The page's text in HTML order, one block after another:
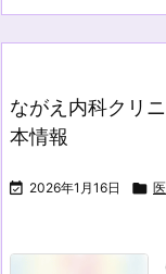
ながえ内科クリ
本情報
 2026年1月16日 